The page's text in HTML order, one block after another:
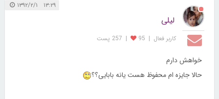
۱۳:۲۹ ۱۳۹۲/۲/۱
لیلی
کاربر فعال |
95
| 257 پست
خواهش دارم
حالا جایزه ام محفوظ هست یانه بابایی؟؟